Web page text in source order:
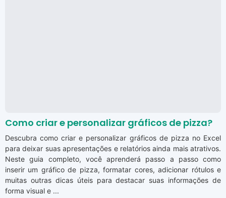
Como criar e personalizar gráficos de pizza?
Descubra como criar e personalizar gráficos de pizza no Excel
para deixar suas apresentações e relatórios ainda mais atrativos.
Neste guia completo, você aprenderá passo a passo como
inserir um gráfico de pizza, formatar cores, adicionar rótulos e
muitas outras dicas úteis para destacar suas informações de
forma visual e ...